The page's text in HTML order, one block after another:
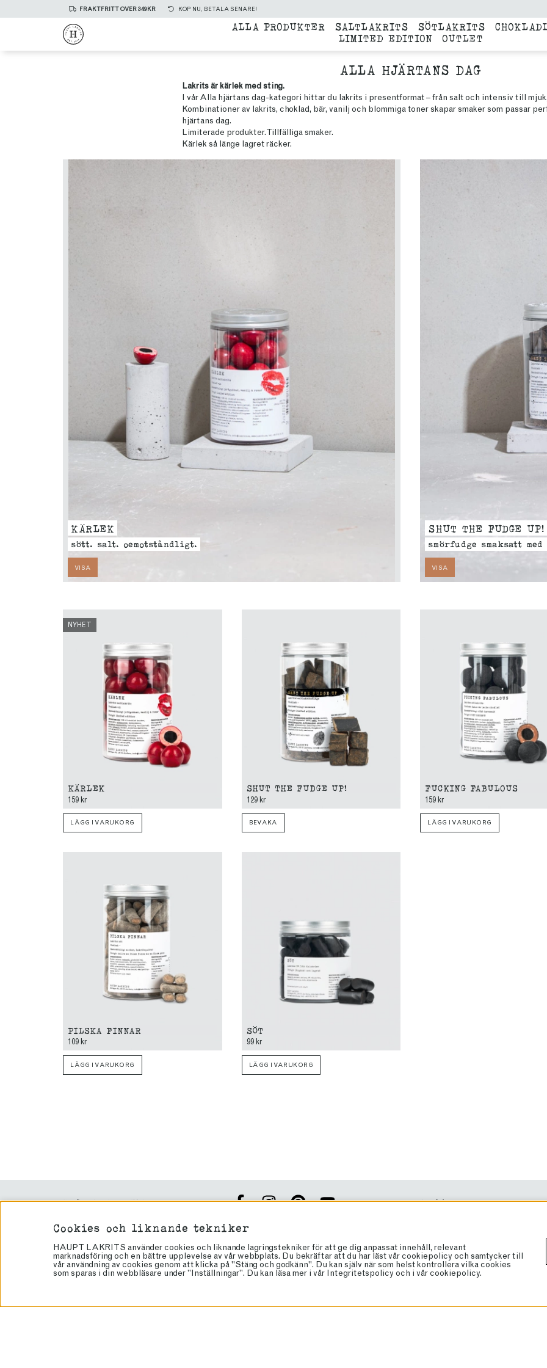
FRAKTFRITT ÖVER 349KR KÖP NU, BETALA SENARE!
ALLA PRODUKTER SALTLAKRITS SÖTLAKRITS
LIMITED EDITION
OUTLET
ALLA HJÄRTANS DAG
Lakrits är kärlek med sting.
I vår Alla hjärtans dag-kategori hittar du lakrits i presentformat – från salt och intensiv till
Kombinationer av lakrits, choklad, bär, vanilj och blommiga toner skapar smaker som passar
hjärtans dag.
Limiterade produkter. Tillfälliga smaker.
Kärlek så länge lagret räcker.
KÄRLEK
sött. salt. oemotståndligt.
VISA
SHUT THE FUDGE UP!
smörfudge smaksatt
VISA
NYHET
KÄRLEK
159 kr
LÄGG I VARUKORG
SHUT THE FUDGE UP!
129 kr
BEVAKA
FUCKING FABULOUS
159 kr
LÄGG I VARUKORG
PILSKA FINNAR
109 kr
LÄGG I VARUKORG
SÖT
99 kr
LÄGG I VARUKORG
VEGANSK LAKRITS
HÖGTIDER
KAMPANJ
GLUTENFRITT
Håll dig uppdaterad med vårt nyhetsbrev!
ANMÄL
Cookies
Brand Ambassador
Bli återförsäljare
Cookies och liknande tekniker
HAUPT LAKRITS använder cookies och liknande lagringstekniker för att ge dig anpassat innehåll, relevant
marknadsföring och en bättre upplevelse av vår webbplats. Du bekräftar att du har läst vår cookiepolicy och samtycker till
vår användning av cookies genom att klicka på "Stäng och godkänn". Du kan själv när som helst kontrollera vilka cookies
som sparas i din webbläsare under ”Inställningar”. Du kan läsa mer i vår Integritetspolicy och i vårcookiepolicy.